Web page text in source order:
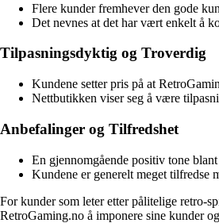
Flere kunder fremhever den gode
Det nevnes at det har vært enkelt å
Tilpasningsdyktig og Troverdig
Kundene setter pris på at
Nettbutikken viser seg å være
Anbefalinger og Tilfredshet
En gjennomgående positiv tone
Kundene er generelt meget tilfredse
For kunder som leter etter pålitelige retro-
RetroGaming.no å imponere sine kunder